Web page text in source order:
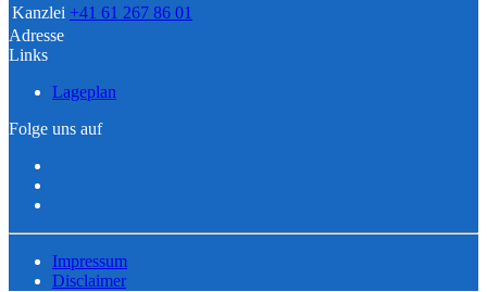
Kanzlei +41 61 267 86 01
Adresse
Links
Lageplan
Folge uns auf
Impressum
Disclaimer